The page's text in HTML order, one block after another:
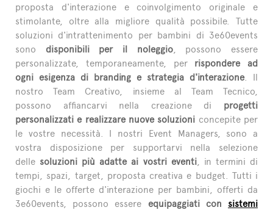
proposta d'interazione e coinvolgimento originale e
stimolante, oltre alla migliore qualità possibile. Tutte
soluzioni d'intrattenimento per bambini di 3e60events
sono disponibili per il noleggio, possono essere
personalizzate, temporaneamente, per rispondere ad
ogni esigenza di branding e strategia d'interazione. Il
nostro Team Creativo, insieme al Team Tecnico,
possono affiancarvi nella creazione di progetti
personalizzati e realizzare nuove soluzioni concepite per
le vostre necessità. I nostri Event Managers, sono a
vostra disposizione per supportarvi nella selezione
delle soluzioni più adatte ai vostri eventi, in termini di
tempi, spazi, target, proposta creativa e budget. Tutti i
giochi e le offerte d'interazione per bambini, offerti da
3e60events, possono essere equipaggiati consistemi